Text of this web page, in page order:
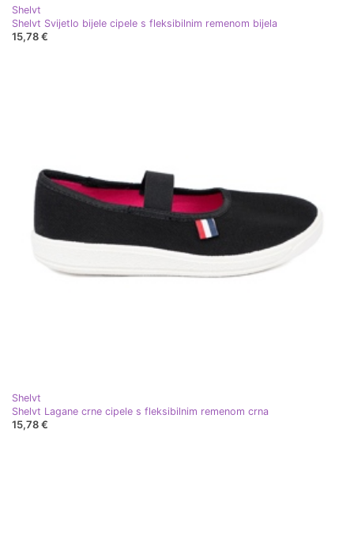
Shelvt
Shelvt Svijetlo bijele cipele s fleksibilnim remenom bijela
15,78 €
Shelvt
Shelvt Lagane crne cipele s fleksibilnim remenom crna
15,78 €